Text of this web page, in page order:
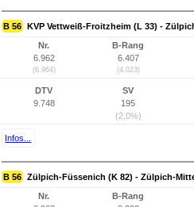
B 56 KVP Vettweiß-Froitzheim (L 33) -
Nr.
6.962
(6.964)
B-Rang
6.407
(4.023)
DTV
9.748
SV
195
(2,0%)
Infos...
B 56 Zülpich-Füssenich (K 82) - Zülpich-
Nr.
B-Rang